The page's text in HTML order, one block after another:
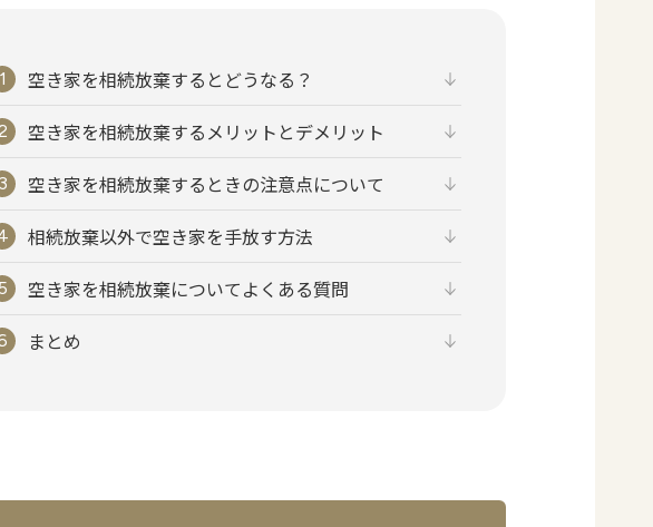
空き家を相続放棄するとどうなる？
空き家を相続放棄するメリットとデメリット
空き家を相続放棄するときの注意点について
相続放棄以外で空き家を手放す方法
空き家を相続放棄についてよくある質問
まとめ